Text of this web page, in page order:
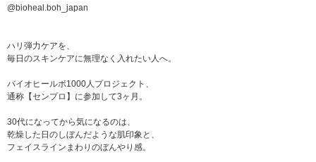
@bioheal.boh_japan
ハリ弾力ケアを、
毎日のスキンケアに無理なく入れたい人へ。
バイオヒールボ1000人プロジェクト、
通称【センプロ】に参加して3ヶ月。
30代になってから気になるのは、
乾燥した日のしぼんだような肌印象と、
フェイスラインまわりのぼんやり感。